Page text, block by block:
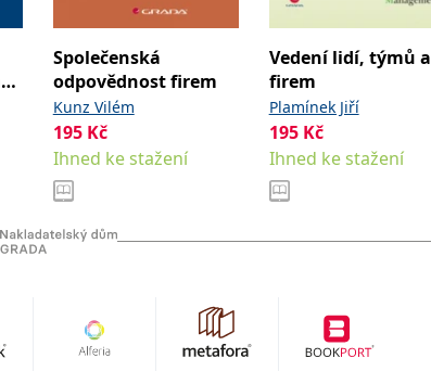
Společenská
odpovědnost firem
Kunz Vilém
195 Kč
Ihned ke stažení
Vedení lidí, týmů a
firem
Plamínek Jiří
195 Kč
Ihned ke stažení